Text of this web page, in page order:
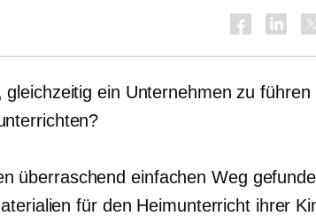
ein Unternehmen zu führen
überraschend einfachen Weg
für den Heimunterricht ihrer